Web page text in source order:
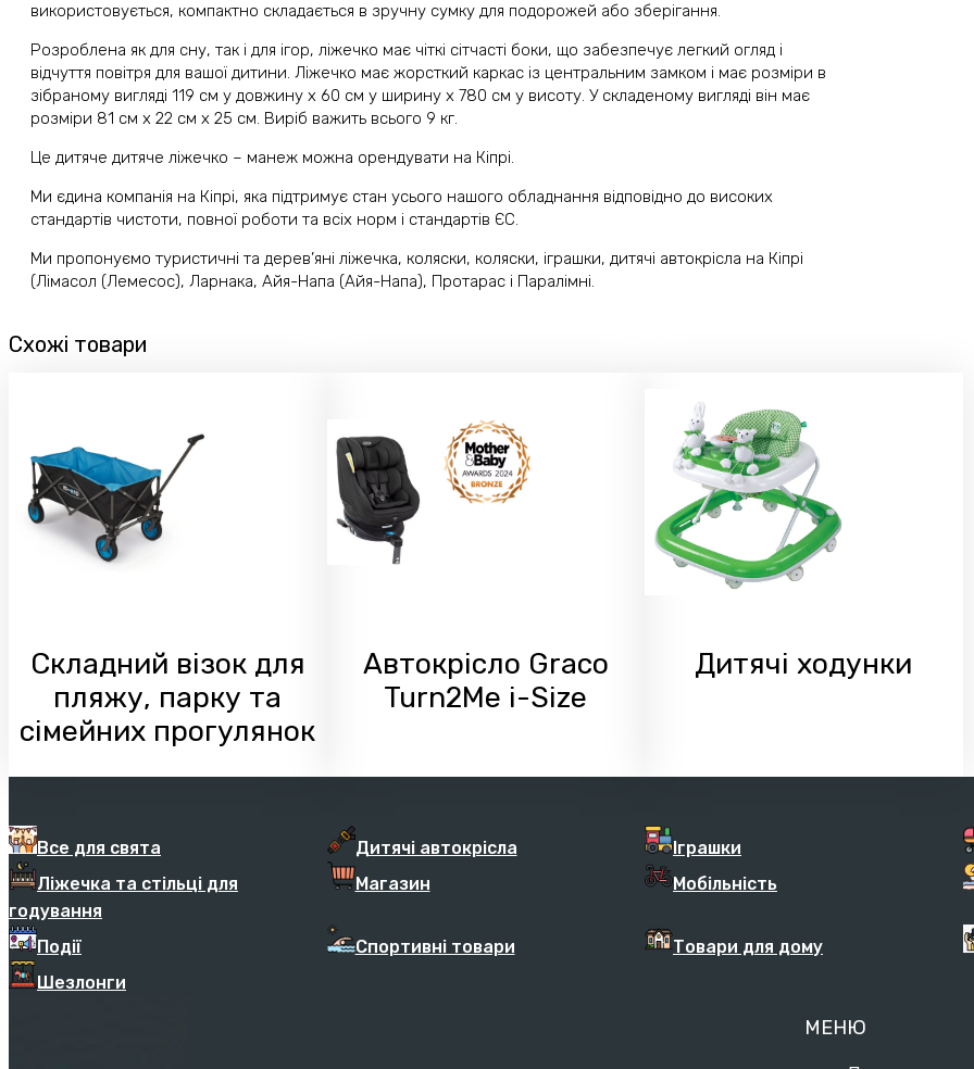
використовується, компактно складається в зручну сумку для подорожей або зберігання.
Розроблена як для сну, так і для ігор, ліжечко має чіткі сітчасті боки, що забезпечує легкий огляд і
відчуття повітря для вашої дитини. Ліжечко має жорсткий каркас із центральним замком і має розміри в
зібраному вигляді 119 см у довжину x 60 см у ширину x 780 см у висоту. У складеному вигляді він має
розміри 81 см x 22 см x 25 см. Виріб важить всього 9 кг.
Це дитяче дитяче ліжечко – манеж можна орендувати на Кіпрі.
Ми єдина компанія на Кіпрі, яка підтримує стан усього нашого обладнання відповідно до високих
стандартів чистоти, повної роботи та всіх норм і стандартів ЄС.
Ми пропонуємо туристичні та дерев’яні ліжечка, коляски, коляски, іграшки, дитячі автокрісла на Кіпрі
(Лімасол (Лемесос), Ларнака, Айя-Напа (Айя-Напа), Протарас і Паралімні.
Схожі товари
Складний візок для
пляжу, парку та
сімейних прогулянок
Автокрісло Graco
Turn2Me i-Size
Дитячі ходунки
Все для свята Дитячі автокрісла
Іграшки
Ліжечка та стільці для
годування
Магазин Мобільність
Події Спортивні товари
Товари для дому
Шезлонги
МЕНЮ